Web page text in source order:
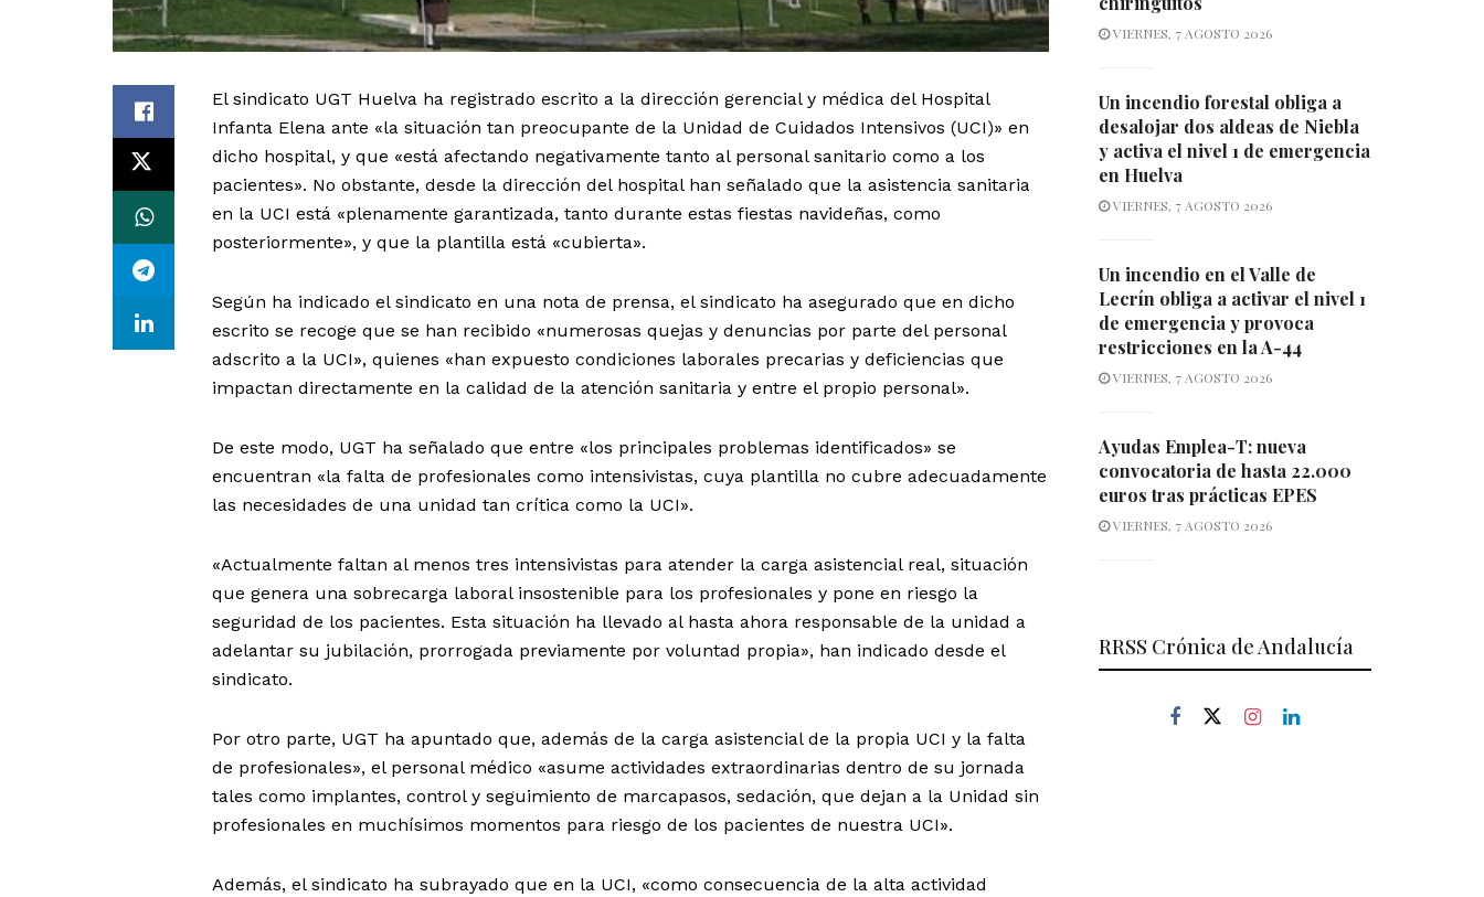
El sindicato UGT Huelva ha registrado escrito a la dirección gerencial y médica del Hospital
Infanta Elena ante «la situación tan preocupante de la Unidad de Cuidados Intensivos (UCI)» en
dicho hospital, y que «está afectando negativamente tanto al personal sanitario como a los
pacientes». No obstante, desde la dirección del hospital han señalado que la asistencia sanitaria
en la UCI está «plenamente garantizada, tanto durante estas fiestas navideñas, como
posteriormente», y que la plantilla está «cubierta».
Según ha indicado el sindicato en una nota de prensa, el sindicato ha asegurado que en dicho
escrito se recoge que se han recibido «numerosas quejas y denuncias por parte del personal
adscrito a la UCI», quienes «han expuesto condiciones laborales precarias y deficiencias que
impactan directamente en la calidad de la atención sanitaria y entre el propio personal».
De este modo, UGT ha señalado que entre «los principales problemas identificados» se
encuentran «la falta de profesionales como intensivistas, cuya plantilla no cubre adecuadamente
las necesidades de una unidad tan crítica como la UCI».
«Actualmente faltan al menos tres intensivistas para atender la carga asistencial real, situación
que genera una sobrecarga laboral insostenible para los profesionales y pone en riesgo la
seguridad de los pacientes. Esta situación ha llevado al hasta ahora responsable de la unidad a
adelantar su jubilación, prorrogada previamente por voluntad propia», han indicado desde el
sindicato.
Por otro parte, UGT ha apuntado que, además de la carga asistencial de la propia UCI y la falta
de profesionales», el personal médico «asume actividades extraordinarias dentro de su jornada
tales como implantes, control y seguimiento de marcapasos, sedación, que dejan a la Unidad sin
profesionales en muchísimos momentos para riesgo de los pacientes de nuestra UCI».
Además, el sindicato ha subrayado que en la UCI, «como consecuencia de la alta actividad
VIERNES, 7 AGOSTO 2026
Un incendio forestal obliga a
desalojar dos aldeas de Niebla
y activa el nivel 1 de emergencia
en Huelva
VIERNES, 7 AGOSTO 2026
Un incendio en el Valle de
Lecrín obliga a activar el nivel 1
de emergencia y provoca
restricciones en la A-44
VIERNES, 7 AGOSTO 2026
Ayudas Emplea-T: nueva
convocatoria de hasta 22.000
euros tras prácticas EPES
VIERNES, 7 AGOSTO 2026
RRSS Crónica de Andalucía